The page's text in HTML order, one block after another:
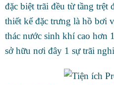
đặc biệt trãi đều từ tầng trệt
thiết kế đặc trưng là hồ bơi
thác nước sinh khí cao hơn
sở hữu nơi đây 1 sự trãi